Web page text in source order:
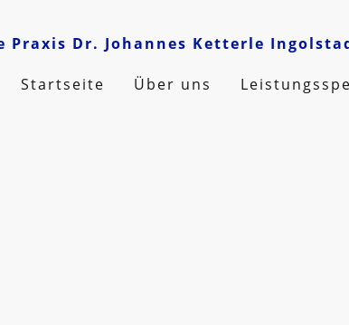
Praxis Dr. Johannes Ketterle
Startseite Über uns